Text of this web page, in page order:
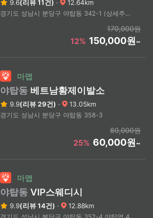
9.6(리뷰 11건) · 12.64km
경기도 성남시 분당구 야탑동 342-1 (상세주소문의)
170,000원
12% 150,000원~
마맵
야탑동 베트남황제이발소
9.9(리뷰 29건) · 13.05km
경기도 성남시 분당구 야탑동 358-3
80,000원
25% 60,000원~
마맵
야탑동 VIP스웨디시
9.9(리뷰 14건) · 12.88km